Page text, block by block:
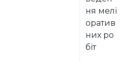
ня мелі
оратив
них ро
біт